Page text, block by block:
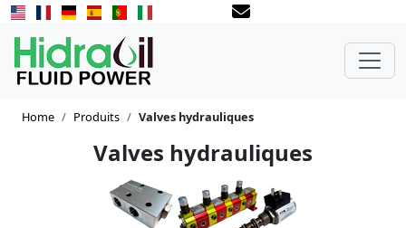
Home Produits Valves hydrauliques
Valves hydrauliques